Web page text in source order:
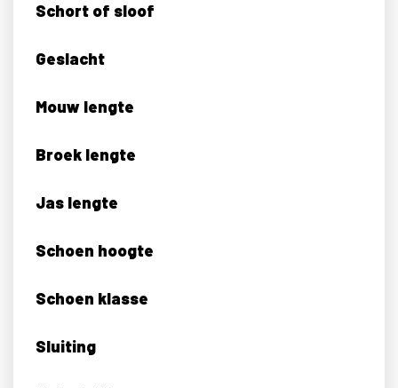
Schort of sloof
Geslacht
Mouw lengte
Broek lengte
Jas lengte
Schoen hoogte
Schoen klasse
Sluiting